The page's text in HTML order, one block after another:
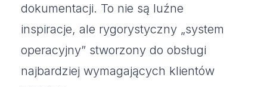
dokumentacji. To nie są luźne
inspiracje, ale rygorystyczny „system
operacyjny” stworzony do obsługi
najbardziej wymagających klientów